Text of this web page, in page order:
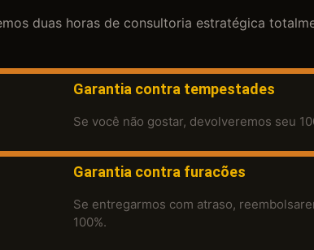
duas horas de consultoria estratégica
Garantia contra tempestades
Se você não gostar, devolveremos seu
Garantia contra furacões
Se entregarmos com atraso,
100%.